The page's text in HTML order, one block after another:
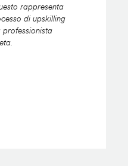
rappresenta
di upskilling